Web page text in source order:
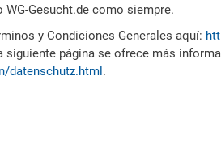
WG-Gesucht.de como siempre.
y Condiciones Generales aquí:
siguiente página se ofrece más
datenschutz.html .